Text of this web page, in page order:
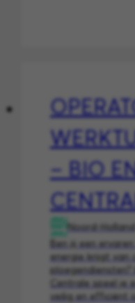
– BIO
Noord-Holland
Ben jij een
energie krijgt van
ploegendiensten?
Centrale speel je
veilig en efficiënt